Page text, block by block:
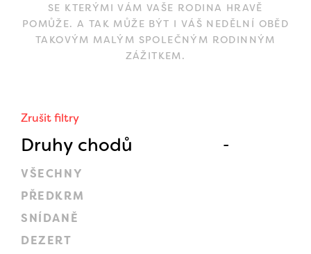
Zrušit filtry
Druhy chodů
VŠECHNY
PŘEDKRM
SNÍDANĚ
DEZERT
SE KTERÝMI VÁM VAŠE RODINA HRAVĚ
POMŮŽE. A TAK MŮŽE BÝT I VÁŠ NEDĚLNÍ OBĚD
TAKOVÝM MALÝM SPOLEČNÝM RODINNÝM
ZÁŽITKEM.